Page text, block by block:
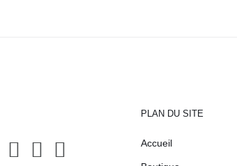
PLAN DU SITE
Accueil